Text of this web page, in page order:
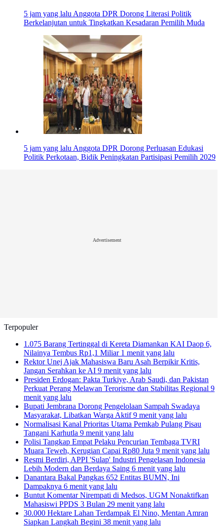
5 jam yang laluAnggota DPR Dorong Literasi Politik
Berkelanjutan untuk Tingkatkan Kesadaran Pemilih Muda
5 jam yang laluAnggota DPR Dorong Perluasan Edukasi
Politik Perkotaan, Bidik Peningkatan Partisipasi Pemilih 2029
Advertisement
Terpopuler
1.075 Barang Tertinggal di Kereta Diamankan KAI Daop 6,
Nilainya Tembus Rp1,1 Miliar 1 menit yang lalu
Rektor Unej Ajak Mahasiswa Baru Asah Berpikir Kritis,
Jangan Serahkan ke AI 9 menit yang lalu
Presiden Erdogan: Pakta Turkiye, Arab Saudi, dan Pakistan
Perkuat Perang Melawan Terorisme dan Stabilitas Regional 9
menit yang lalu
Bupati Jembrana Dorong Pengelolaan Sampah Swadaya
Masyarakat, Libatkan Warga Aktif9 menit yang lalu
Normalisasi Kanal Prioritas Utama Pemkab Pulang Pisau
Tangani Karhutla 9 menit yang lalu
Polisi Tangkap Empat Pelaku Pencurian Tembaga TVRI
Muara Teweh, Kerugian Capai Rp80 Juta 9 menit yang lalu
Resmi Berdiri, APPI 'Sulap' Industri Pengelasan Indonesia
Lebih Modern dan Berdaya Saing 6 menit yang lalu
Danantara Bakal Pangkas 652 Entitas BUMN, Ini
Dampaknya 6 menit yang lalu
Buntut Komentar Nirempati di Medsos, UGM Nonaktifkan
Mahasiswi PPDS 3 Bulan 29 menit yang lalu
30.000 Hektare Lahan Terdampak El Nino, Mentan Amran
Siapkan Langkah Begini 38 menit yang lalu